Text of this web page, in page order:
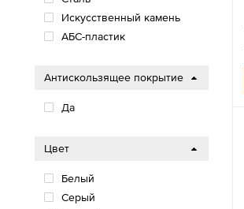
Искусственный камень
АБС-пластик
Антискользящее покрытие
Да
Цвет
Белый
Серый